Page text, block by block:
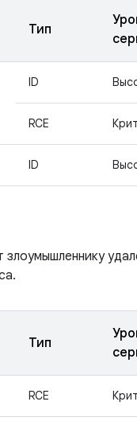
Тип
ID
RCE
ID
Тип
RCE